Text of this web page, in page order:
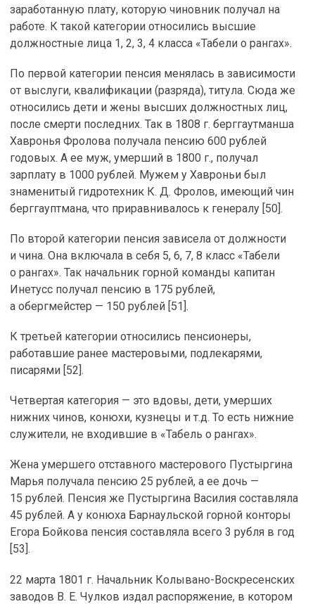
заработанную плату, которую чиновник получал на
работе. К такой категории относились высшие
должностные лица 1, 2, 3, 4 класса «Табели о рангах».
По первой категории пенсия менялась в зависимости
от выслуги, квалификации (разряда), титула. Сюда же
относились дети и жены высших должностных лиц,
после смерти последних. Так в 1808 г. берггаутманша
Хавронья Фролова получала пенсию 600 рублей
годовых. А ее муж, умерший в 1800 г., получал
зарплату в 1000 рублей. Мужем у Хавроньи был
знаменитый гидротехник К. Д. Фролов, имеющий чин
берггауптмана, что приравнивалось к генералу [50].
По второй категории пенсия зависела от должности
и чина. Она включала в себя 5, 6, 7, 8 класс «Табели
о рангах». Так начальник горной команды капитан
Инетусс получал пенсию в 175 рублей,
а обергмейстер — 150 рублей [51].
К третьей категории относились пенсионеры,
работавшие ранее мастеровыми, подлекарями,
писарями [52].
Четвертая категория — это вдовы, дети, умерших
нижних чинов, конюхи, кузнецы и т.д. То есть нижние
служители, не входившие в «Табель о рангах».
Жена умершего отставного мастерового Пустыргина
Марья получала пенсию 25 рублей, а ее дочь —
15 рублей. Пенсия же Пустыргина Василия составляла
45 рублей. А у конюха Барнаульской горной конторы
Егора Бойкова пенсия составляла всего 3 рубля в год
[53].
22 марта 1801 г. Начальник Колывано-Воскресенских
заводов В. Е. Чулков издал распоряжение, в котором